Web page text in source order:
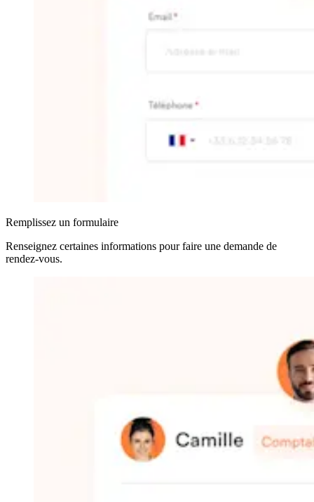
Remplissez un formulaire
Renseignez certaines informations pour faire une demande de
rendez-vous.